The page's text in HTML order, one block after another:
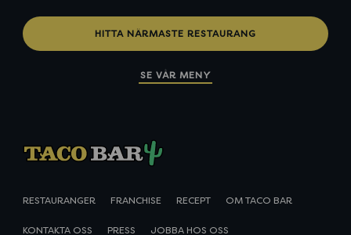
HITTA NÄRMASTE RESTAURANG
SE VÅR MENY
RESTAURANGER FRANCHISE RECEPT OM TACO BAR
KONTAKTA OSS PRESS JOBBA HOS OSS